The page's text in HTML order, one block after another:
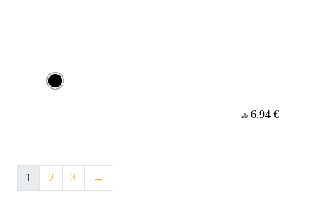
ab 6,94 €
1 2 3 →